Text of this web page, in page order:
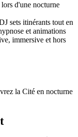
d'une nocturne
sets itinérants tout en
et animations
immersive et hors
la Cité en nocturne